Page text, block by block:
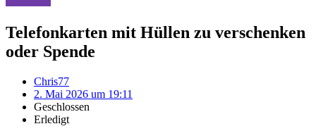
Telefonkarten mit Hüllen zu verschenken
oder Spende
Chris77
2. Mai 2026 um 19:11
Geschlossen
Erledigt